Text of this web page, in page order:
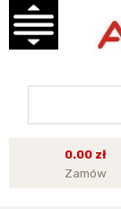
0.00 zł
Zamów